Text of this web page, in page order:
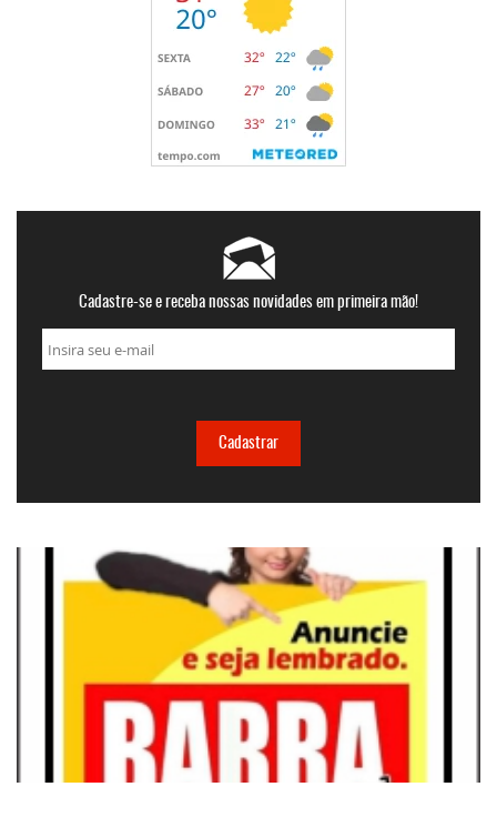
Cadastre-se e receba nossas novidades em primeira mão!